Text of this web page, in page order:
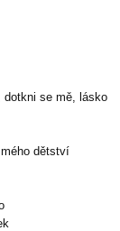
dotkni se mě, lásko
dětství